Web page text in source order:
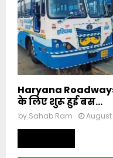
Haryana
के लिए शुरू हुई बस...
by Sahab Ram August